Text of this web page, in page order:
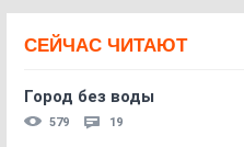
СЕЙЧАС ЧИТАЮТ
Город без воды
579 19